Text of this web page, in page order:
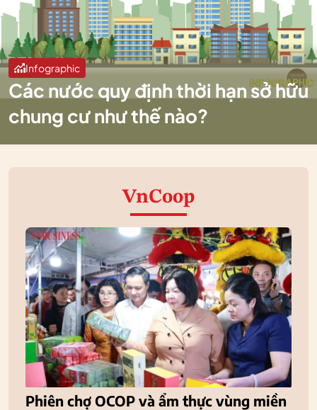
Infographic
Các nước quy định thời hạn sở hữu
chung cư như thế nào?
VnCoop
Phiên chợ OCOP và ẩm thực vùng miền